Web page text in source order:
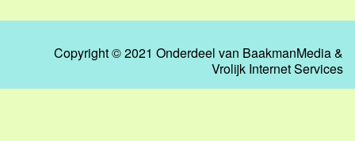
Copyright © 2021 Onderdeel van BaakmanMedia&
Vrolijk Internet Services